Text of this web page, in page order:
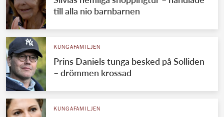
till alla nio barnbarnen
KUNGAFAMILJEN
Prins Daniels tunga besked på Solliden
– drömmen krossad
KUNGAFAMILJEN